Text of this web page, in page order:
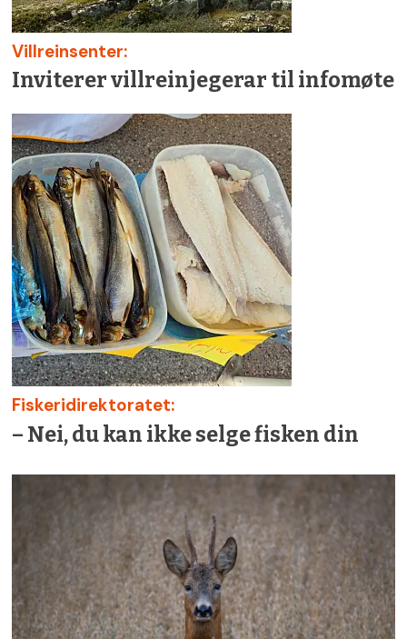
Villreinsenter:
Inviterer villreinjegerar til infomøte
Fiskeridirektoratet:
– Nei, du kan ikke selge fisken din